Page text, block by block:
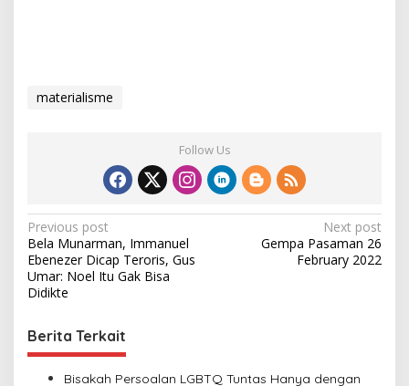
materialisme
Follow Us
P
o
s
t
n
a
Previous post
Bela Munarman, Immanuel
Ebenezer Dicap Teroris, Gus
Umar: Noel Itu Gak Bisa
Didikte
Next post
Gempa Pasaman 26
February 2022
Berita Terkait
Bisakah Persoalan LGBTQ Tuntas Hanya dengan